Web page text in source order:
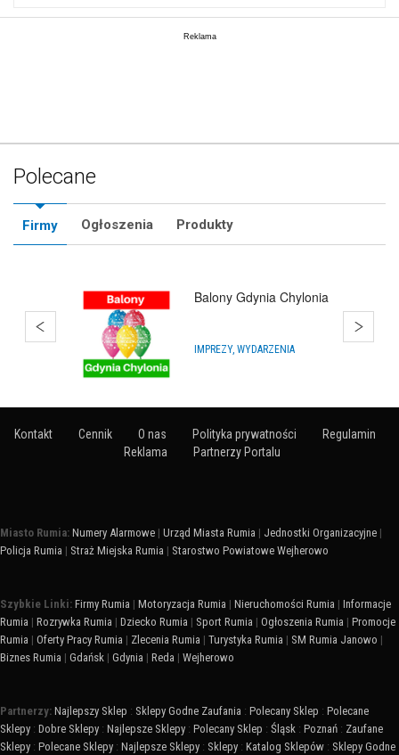
Polecane
Firmy Ogłoszenia Produkty
Balony Kosakowo
DEKORACJA SAL I OBIEKTÓW
Kontakt Cennik O nas Polityka prywatności
Regulamin
Reklama
Partnerzy Portalu
Miasto Rumia: Numery Alarmowe | Urząd Miasta Rumia | Jednostki Organizacyjne |
Policja Rumia | Straż Miejska Rumia | Starostwo Powiatowe Wejherowo
Szybkie Linki: Firmy Rumia | Motoryzacja Rumia | Nieruchomości Rumia | Informacje
Rumia | Rozrywka Rumia | Dziecko Rumia | Sport Rumia | Ogłoszenia Rumia | Promocje
Rumia | Oferty Pracy Rumia | Zlecenia Rumia | Turystyka Rumia | SM Rumia Janowo |
Biznes Rumia | Gdańsk | Gdynia | Reda | Wejherowo
Partnerzy: Najlepszy Sklep : Sklepy Godne Zaufania : Polecany Sklep : Polecane
Sklepy : Dobre Sklepy : Najlepsze Sklepy : Polecany Sklep : Śląsk : Poznań : Zaufane
Sklepy : Polecane Sklepy : Najlepsze Sklepy : Sklepy : Katalog Sklepów : Sklepy Godne